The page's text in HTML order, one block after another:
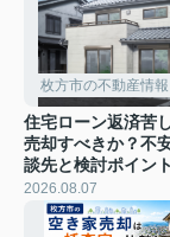
枚方市の不動産情報
住宅ローン返済苦
売却すべきか？不
談先と検討ポイン
2026.08.07